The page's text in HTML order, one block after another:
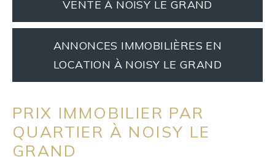
VENTE À NOISY LE GRAND
ANNONCES IMMOBILIÈRES EN
LOCATION À NOISY LE GRAND
PRIX IMMOBILIER PAR
QUARTIER À NOISY LE
GRAND